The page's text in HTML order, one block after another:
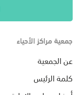
جمعية مراكز الأحياء
عن الجمعية
كلمة الرئيس